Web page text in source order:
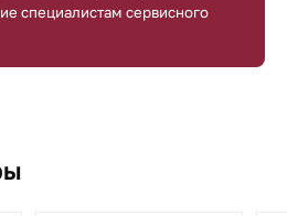
специалистам сервисного